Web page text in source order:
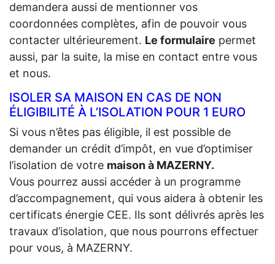
demandera aussi de mentionner vos
coordonnées complètes, afin de pouvoir vous
contacter ultérieurement. Le formulaire permet
aussi, par la suite, la mise en contact entre vous
et nous.
ISOLER SA MAISON EN CAS DE NON
ÉLIGIBILITÉ À L’ISOLATION POUR 1 EURO
Si vous n’êtes pas éligible, il est possible de
demander un crédit d’impôt, en vue d’optimiser
l’isolation de votre maison à MAZERNY.
Vous pourrez aussi accéder à un programme
d’accompagnement, qui vous aidera à obtenir les
certificats énergie CEE. Ils sont délivrés après les
travaux d’isolation, que nous pourrons effectuer
pour vous, à MAZERNY.